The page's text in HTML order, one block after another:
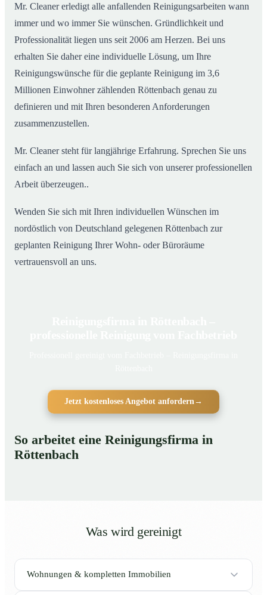
Mr. Cleaner erledigt alle anfallenden Reinigungsarbeiten wann
immer und wo immer Sie wünschen. Gründlichkeit und
Professionalität liegen uns seit 2006 am Herzen. Bei uns
erhalten Sie daher eine individuelle Lösung, um Ihre
Reinigungswünsche für die geplante Reinigung im 3,6
Millionen Einwohner zählenden Röttenbach genau zu
definieren und mit Ihren besonderen Anforderungen
zusammenzustellen.
Mr. Cleaner steht für langjährige Erfahrung. Sprechen Sie uns
einfach an und lassen auch Sie sich von unserer professionellen
Arbeit überzeugen..
Wenden Sie sich mit Ihren individuellen Wünschen im
nordöstlich von Deutschland gelegenen Röttenbach zur
geplanten Reinigung Ihrer Wohn- oder Büroräume
vertrauensvoll an uns.
Jetzt kostenloses Angebot anfordern →
So arbeitet eine Reinigungsfirma in
Röttenbach
Was wird gereinigt
Wohnungen & kompletten Immobilien